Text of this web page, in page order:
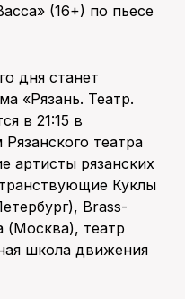
(16+) по пьесе
дня станет
«Рязань. Театр.
в 21:15 в
театра
артисты рязанских
Куклы
Brass-
(Москва), театр
школа движения